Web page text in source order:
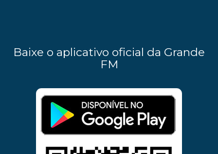
Baixe o aplicativo oficial da Grande
FM